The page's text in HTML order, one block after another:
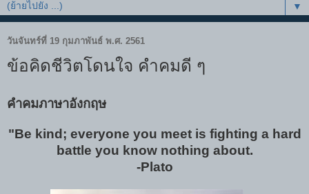
▼
วันจันทร์ที่ 19 กุมภาพันธ์ พ.ศ. 2561
ข้อคิดชีวิตโดนใจ คำคมดี ๆ
คำคมภาษาอังกฤษ
"Be kind; everyone you meet is fighting a hard
battle you know nothing about.
-Plato